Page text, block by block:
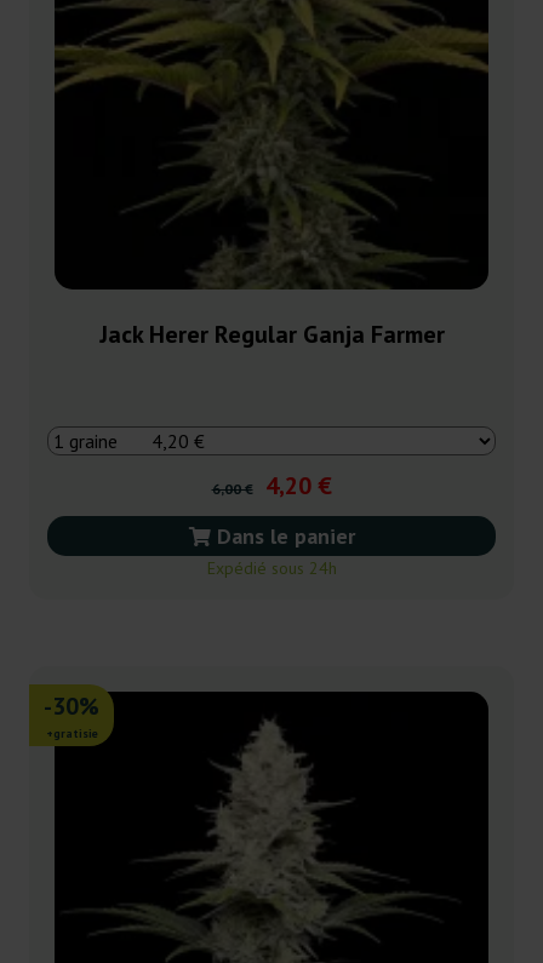
Jack Herer Regular Ganja Farmer
6,00 € 4,20 €
Dans le panier
Expédié sous 24h
-30%
+gratisie